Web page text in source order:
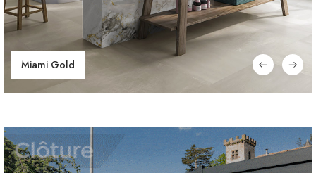
Miami Gold